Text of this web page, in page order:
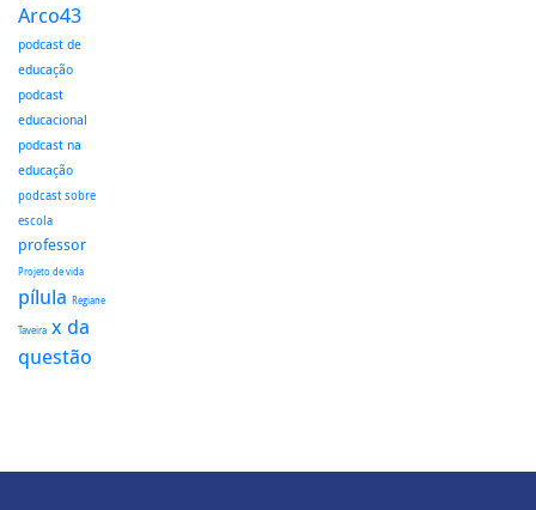
Arco43
podcast de
educação
podcast
educacional
podcast na
educação
podcast sobre
escola
professor
Projeto de vida
pílula Regiane
Taveira x da
questão